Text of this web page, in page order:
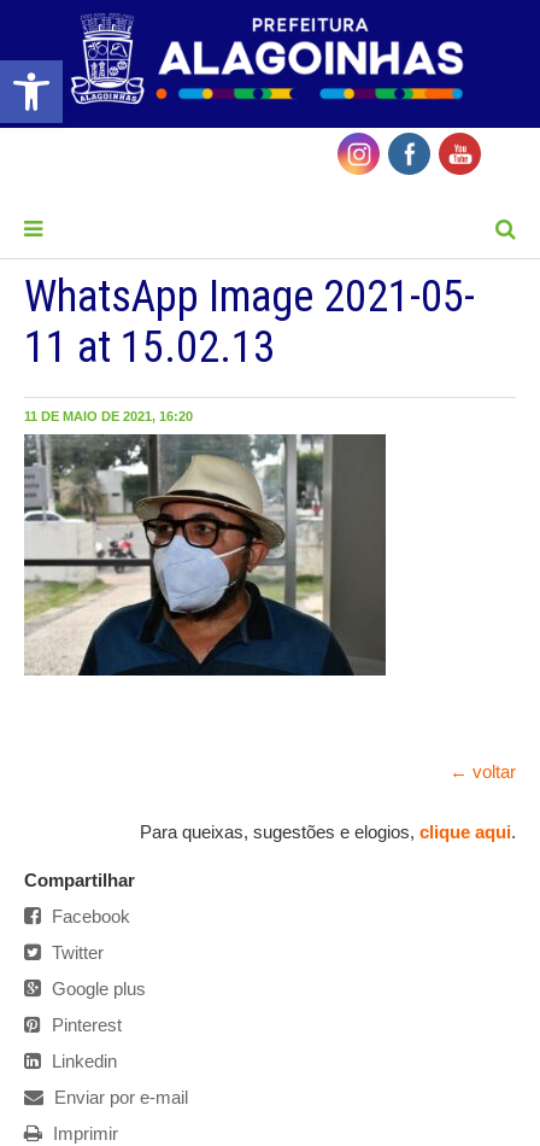
Barra de Ferramentas Aberta
WhatsApp Image 2021-05-
11 at 15.02.13
11 DE MAIO DE 2021, 16:20
← voltar
Para queixas, sugestões e elogios, clique aqui.
Compartilhar
Facebook
Twitter
Google plus
Pinterest
Linkedin
Enviar por e-mail
Imprimir